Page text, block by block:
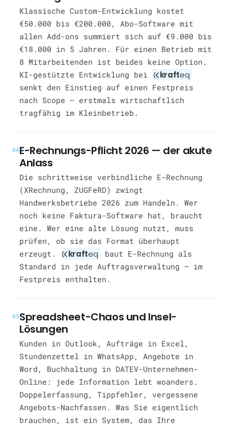
Klassische Custom-Entwicklung kostet
€50.000 bis €200.000, Abo-Software mit
allen Add-ons summiert sich auf €9.000 bis
€18.000 in 5 Jahren. Für einen Betrieb mit
8 Mitarbeitenden ist beides keine Option.
KI-gestützte Entwicklung bei
krafteq
senkt den Einstieg auf einen Festpreis
nach Scope — erstmals wirtschaftlich
tragfähig im Kleinbetrieb.
04E-Rechnungs-Pflicht 2026 — der akute
Anlass
Die schrittweise verbindliche E-Rechnung
(XRechnung, ZUGFeRD) zwingt
Handwerksbetriebe 2026 zum Handeln. Wer
noch keine Faktura-Software hat, braucht
eine. Wer eine alte Lösung nutzt, muss
prüfen, ob sie das Format überhaupt
erzeugt.
krafteq
baut E-Rechnung als
Standard in jede Auftragsverwaltung — im
Festpreis enthalten.
05Spreadsheet-Chaos und Insel-
Lösungen
Kunden in Outlook, Aufträge in Excel,
Stundenzettel in WhatsApp, Angebote in
Word, Buchhaltung in DATEV-Unternehmen-
Online: jede Information lebt woanders.
Doppelerfassung, Tippfehler, vergessene
Angebots-Nachfassen. Was Sie eigentlich
brauchen, ist ein System, das Ihre